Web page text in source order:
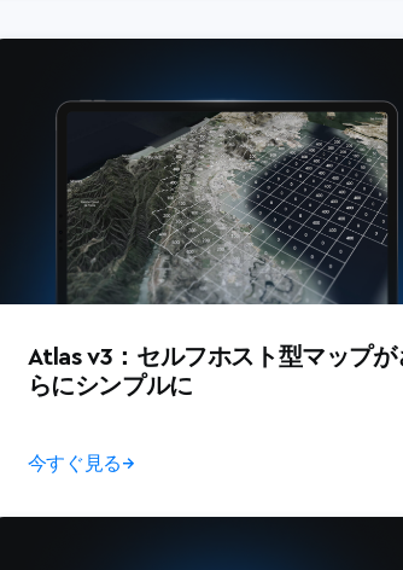
Atlas v3：セルフホスト型マップが
らにシンプルに
今すぐ見る→